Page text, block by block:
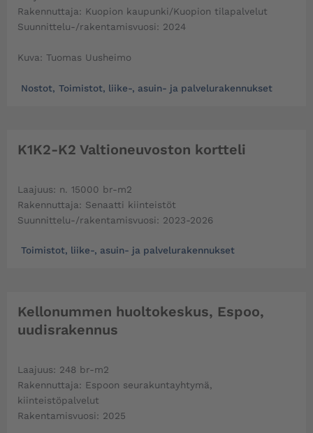
Rakennuttaja: Kuopion kaupunki/Kuopion tilapalvelut
Suunnittelu-/rakentamisvuosi: 2024
Kuva: Tuomas Uusheimo
Nostot, Toimistot, liike-, asuin- ja palvelurakennukset
K1K2-K2 Valtioneuvoston kortteli
Laajuus: n. 15000 br-m2
Rakennuttaja: Senaatti kiinteistöt
Suunnittelu-/rakentamisvuosi: 2023-2026
Toimistot, liike-, asuin- ja palvelurakennukset
Kellonummen huoltokeskus, Espoo,
uudisrakennus
Laajuus: 248 br-m2
Rakennuttaja: Espoon seurakuntayhtymä,
kiinteistöpalvelut
Rakentamisvuosi: 2025